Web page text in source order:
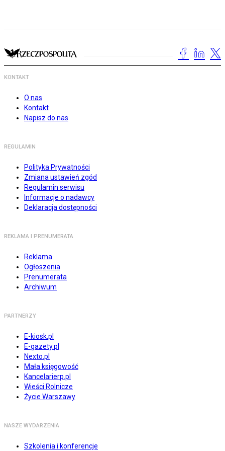
KONTAKT
O nas
Kontakt
Napisz do nas
REGULAMIN
Polityka Prywatności
Zmiana ustawień zgód
Regulamin serwisu
Informacje o nadawcy
Deklaracja dostępności
REKLAMA I PRENUMERATA
Reklama
Ogłoszenia
Prenumerata
Archiwum
PARTNERZY
E-kiosk.pl
E-gazety.pl
Nexto.pl
Mała księgowość
Kancelarierp.pl
Wieści Rolnicze
Życie Warszawy
NASZE WYDARZENIA
Szkolenia i konferencje